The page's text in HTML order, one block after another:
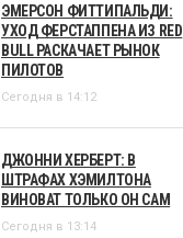
ЭМЕРСОН ФИТТИПАЛЬДИ:
УХОД ФЕРСТАППЕНА ИЗ RED
BULL РАСКАЧАЕТ РЫНОК
ПИЛОТОВ
Сегодня в 14:12
ДЖОННИ ХЕРБЕРТ: В
ШТРАФАХ ХЭМИЛТОНА
ВИНОВАТ ТОЛЬКО ОН САМ
Сегодня в 13:14